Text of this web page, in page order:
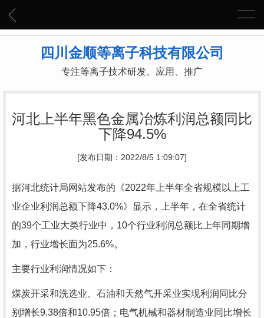
四川金顺等离子科技有限公司
专注等离子技术研发、应用、推广
河北上半年黑色金属冶炼利润总额同比
下降94.5%
[发布日期：2022/8/5 1:09:07]
据河北统计局网站发布的《2022年上半年全省规模以上工
业企业利润总额下降43.0%》显示，上半年，在全省统计
的39个工业大类行业中，10个行业利润总额比上年同期增
加，行业增长面为25.6%。
主要行业利润情况如下：
煤炭开采和洗选业、石油和天然气开采业实现利润同比分
别增长9.38倍和10.95倍；电气机械和器材制造业同比增长